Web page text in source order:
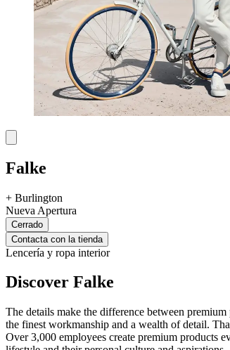
Falke
+ Burlington
Nueva Apertura
Cerrado
Contacta con la tienda
Lencería y ropa interior
Discover Falke
The details make the difference between
the finest workmanship and a wealth of detail.
Over 3,000 employees create premium products